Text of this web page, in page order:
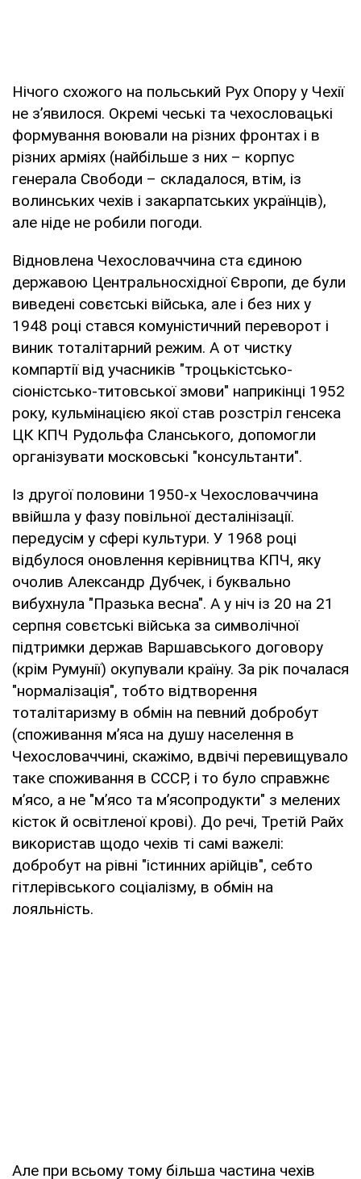
Нічого схожого на польський Рух Опору у Чехії
не з’явилося. Окремі чеські та чехословацькі
формування воювали на різних фронтах і в
різних арміях (найбільше з них – корпус
генерала Свободи – складалося, втім, із
волинських чехів і закарпатських українців),
але ніде не робили погоди.
Відновлена Чехословаччина ста єдиною
державою Центральносхідної Європи, де були
виведені совєтські війська, але і без них у
1948 році стався комуністичний переворот і
виник тоталітарний режим. А от чистку
компартії від учасників "троцькістсько-
сіоністсько-титовської змови" наприкінці 1952
року, кульмінацією якої став розстріл генсека
ЦК КПЧ Рудольфа Сланського, допомогли
організувати московські "консультанти".
Із другої половини 1950-х Чехословаччина
ввійшла у фазу повільної десталінізації.
передусім у сфері культури. У 1968 році
відбулося оновлення керівництва КПЧ, яку
очолив Александр Дубчек, і буквально
вибухнула "Празька весна". А у ніч із 20 на 21
серпня совєтські війська за символічної
підтримки держав Варшавського договору
(крім Румунії) окупували країну. За рік почалася
"нормалізація", тобто відтворення
тоталітаризму в обмін на певний добробут
(споживання м’яса на душу населення в
Чехословаччині, скажімо, вдвічі перевищувало
таке споживання в СССР, і то було справжнє
м’ясо, а не "м’ясо та м’ясопродукти" з мелених
кісток й освітленої крові). До речі, Третій Райх
використав щодо чехів ті самі важелі:
добробут на рівні "істинних арійців", себто
гітлерівського соціалізму, в обмін на
лояльність.
Але при всьому тому більша частина чехів